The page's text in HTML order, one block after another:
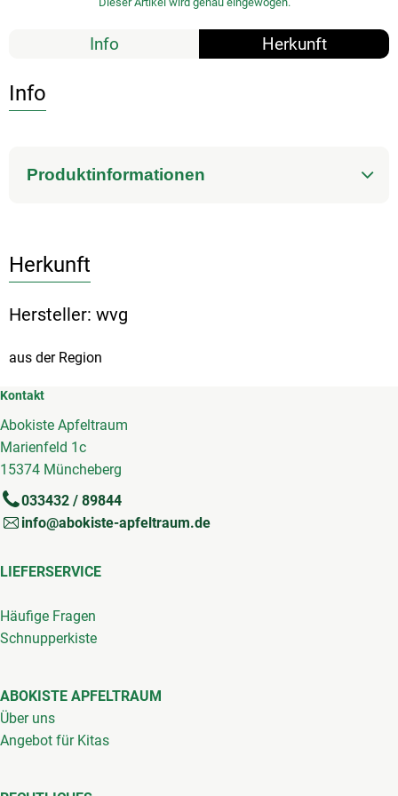
Info Herkunft
Info
Produktinformationen
Herkunft
Hersteller: wvg
aus der Region
Kontakt
Abokiste Apfeltraum
Marienfeld 1c
15374 Müncheberg
033432 / 89844
info@abokiste-apfeltraum.de
LIEFERSERVICE
Häufige Fragen
Schnupperkiste
ABOKISTE APFELTRAUM
Über uns
Angebot für Kitas